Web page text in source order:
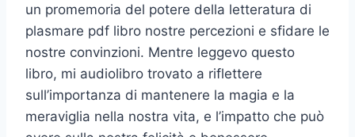
un promemoria del potere della letteratura di
plasmare pdf libro nostre percezioni e sfidare le
nostre convinzioni. Mentre leggevo questo
libro, mi audiolibro trovato a riflettere
sull’importanza di mantenere la magia e la
meraviglia nella nostra vita, e l’impatto che può